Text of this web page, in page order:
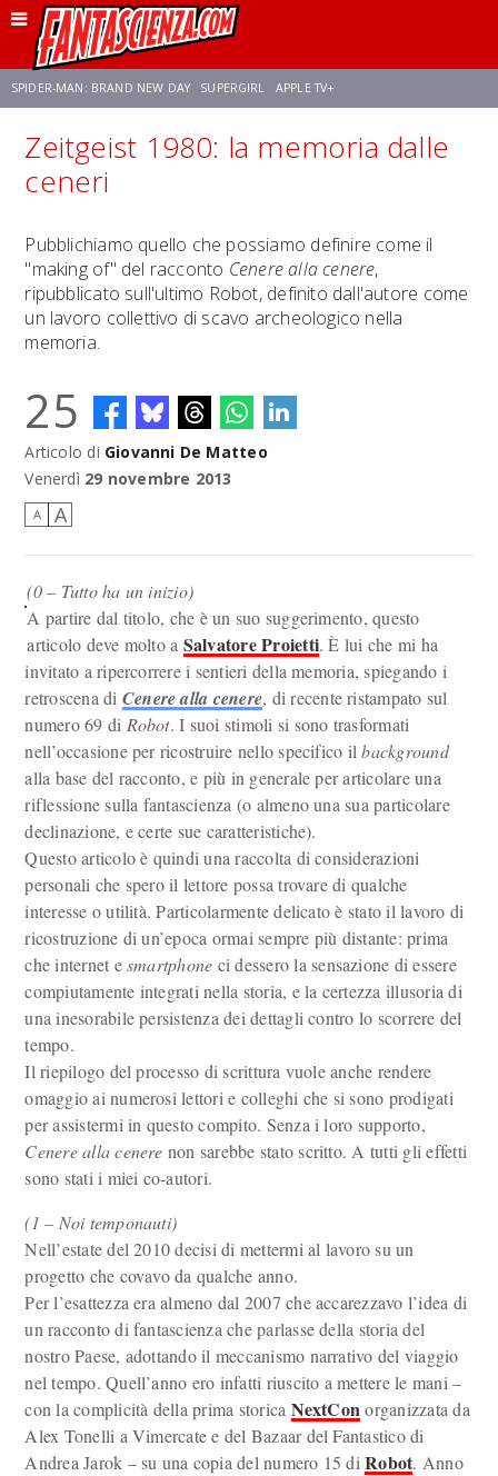
SPIDER-MAN: BRAND NEW DAY SUPERGIRL APPLE TV+
FRANCO RICCIARDIELLO ZENDAYA AVENGERS: DOOMSDAY STAR TREK
Zeitgeist 1980: la memoria dalle
ceneri
Pubblichiamo quello che possiamo definire come il
"making of" del racconto Cenere alla cenere,
ripubblicato sull'ultimo Robot, definito dall'autore come
un lavoro collettivo di scavo archeologico nella
memoria.
25
Articolo di Giovanni De Matteo
Venerdì 29 novembre 2013
A A
(0 – Tutto ha un inizio)
A partire dal titolo, che è un suo suggerimento, questo
articolo deve molto a Salvatore Proietti. È lui che mi ha
invitato a ripercorrere i sentieri della memoria, spiegando i
retroscena di Cenere alla cenere, di recente ristampato sul
numero 69 di Robot. I suoi stimoli si sono trasformati
nell’occasione per ricostruire nello specifico ilbackground
alla base del racconto, e più in generale per articolare una
riflessione sulla fantascienza (o almeno una sua particolare
declinazione, e certe sue caratteristiche).
Questo articolo è quindi una raccolta di considerazioni
personali che spero il lettore possa trovare di qualche
interesse o utilità. Particolarmente delicato è stato il lavoro di
ricostruzione di un’epoca ormai sempre più distante: prima
che internet esmartphone ci dessero la sensazione di essere
compiutamente integrati nella storia, e la certezza illusoria di
una inesorabile persistenza dei dettagli contro lo scorrere del
tempo.
Il riepilogo del processo di scrittura vuole anche rendere
omaggio ai numerosi lettori e colleghi che si sono prodigati
per assistermi in questo compito. Senza i loro supporto,
Cenere alla cenere non sarebbe stato scritto. A tutti gli effetti
sono stati i miei co-autori.
(1 – Noi temponauti)
Nell’estate del 2010 decisi di mettermi al lavoro su un
progetto che covavo da qualche anno.
Per l’esattezza era almeno dal 2007 che accarezzavo l’idea di
un racconto di fantascienza che parlasse della storia del
nostro Paese, adottando il meccanismo narrativo del viaggio
nel tempo. Quell’anno ero infatti riuscito a mettere le mani –
con la complicità della prima storica NextConorganizzata da
Alex Tonelli a Vimercate e del Bazaar del Fantastico di
Andrea Jarok – su una copia del numero 15 diRobot. Anno